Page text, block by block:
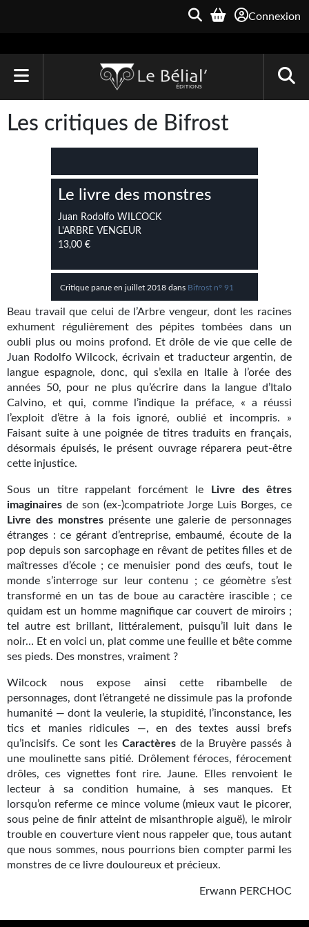
Connexion
Le Bélial'
Une Heure-Lumière
Archive du Futur
Quarante-Deux
Kvasar
Pulps
Wotan
Étoiles vives
Yellow Submarine
NUMÉRIQUE
Romans et recueils
Une Heure-Lumière
Nouvelles
Bifrost
Livres audio
Gratuit
BIFROST
Tous les numéros
En numérique
S'abonner
Les critiques
Le blog
Le prix des lecteurs
Les critiques de Bifrost
Le livre des monstres
Juan Rodolfo WILCOCK
L'ARBRE VENGEUR
13,00 €
Critique parue en juillet 2018 dans Bifrost n° 91
Beau travail que celui de l’Arbre vengeur, dont les racines
exhument régulièrement des pépites tombées dans un
oubli plus ou moins profond. Et drôle de vie que celle de
Juan Rodolfo Wilcock, écrivain et traducteur argentin, de
langue espagnole, donc, qui s’exila en Italie à l’orée des
années 50, pour ne plus qu’écrire dans la langue d’Italo
Calvino, et qui, comme l’indique la préface, « a réussi
l’exploit d’être à la fois ignoré, oublié et incompris. »
Faisant suite à une poignée de titres traduits en français,
désormais épuisés, le présent ouvrage réparera peut-être
cette injustice.
Sous un titre rappelant forcément le
Livre des êtres
imaginaires de son (ex-)compatriote Jorge Luis Borges, ce
Livre des monstres présente une galerie de personnages
étranges : ce gérant d’entreprise, embaumé, écoute de la
pop depuis son sarcophage en rêvant de petites filles et de
maîtresses d’école ; ce menuisier pond des œufs, tout le
monde s’interroge sur leur contenu ; ce géomètre s’est
transformé en un tas de boue au caractère irascible ; ce
quidam est un homme magnifique car couvert de miroirs ;
tel autre est brillant, littéralement, puisqu’il luit dans le
noir… Et en voici un, plat comme une feuille et bête comme
ses pieds. Des monstres, vraiment ?
Wilcock nous expose ainsi cette ribambelle de
personnages, dont l’étrangeté ne dissimule pas la profonde
humanité — dont la veulerie, la stupidité, l’inconstance, les
tics et manies ridicules —, en des textes aussi brefs
qu’incisifs. Ce sont les Caractères de la Bruyère passés à
une moulinette sans pitié. Drôlement féroces, férocement
drôles, ces vignettes font rire. Jaune. Elles renvoient le
lecteur à sa condition humaine, à ses manques. Et
lorsqu’on referme ce mince volume (mieux vaut le picorer,
sous peine de finir atteint de misanthropie aiguë), le miroir
trouble en couverture vient nous rappeler que, tous autant
que nous sommes, nous pourrions bien compter parmi les
monstres de ce livre douloureux et précieux.
Erwann PERCHOC